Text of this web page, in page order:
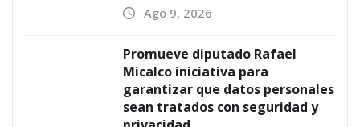
Ago 9, 2026
Promueve diputado Rafael
Micalco iniciativa para
garantizar que datos personales
sean tratados con seguridad y